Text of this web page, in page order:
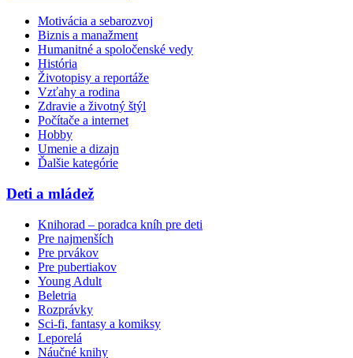
Motivácia a sebarozvoj
Biznis a manažment
Humanitné a spoločenské vedy
História
Životopisy a reportáže
Vzťahy a rodina
Zdravie a životný štýl
Počítače a internet
Hobby
Umenie a dizajn
Ďalšie kategórie
Deti a mládež
Knihorad – poradca kníh pre deti
Pre najmenších
Pre prvákov
Pre pubertiakov
Young Adult
Beletria
Rozprávky
Sci-fi, fantasy a komiksy
Leporelá
Náučné knihy